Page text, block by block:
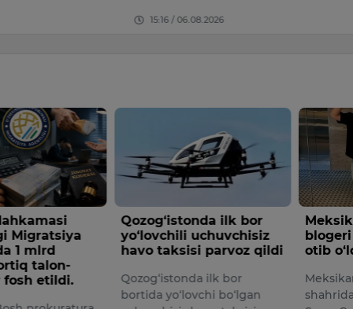
15:16 / 06.08.2026
ilk bor
uchuvchisiz
parvoz qildi
ilk bor
Meksikada TikTok
blogeri jonli efir vaqtida
otib o‘ldirildi
Meksikaning Kulyakan
shahrida TikTok blogeri
Fabio
jamoasi